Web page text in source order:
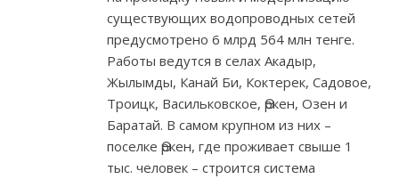
существующих водопроводных сетей
предусмотрено 6 млрд 564 млн тенге.
Работы ведутся в селах Акадыр,
Жылымды, Канай Би, Коктерек, Садовое,
Троицк, Васильковское, Өркен, Озен и
Баратай. В самом крупном из них –
поселке Өркен, где проживает свыше 1
тыс. человек – строится система